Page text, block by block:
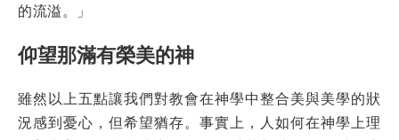
的流溢。」
仰望那滿有榮美的神
雖然以上五點讓我們對教會在神學中整合美與美學的狀
況感到憂心，但希望猶存。事實上，人如何在神學上理